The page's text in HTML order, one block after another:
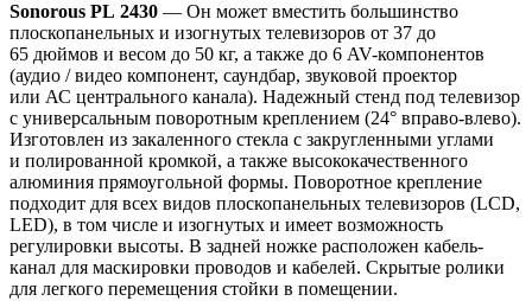
Sonorous PL 2430 — Он может вместить большинство
плоскопанельных и изогнутых телевизоров от 37 до
65 дюймов и весом до 50 кг, а также до 6 AV-компонентов
(аудио / видео компонент, саундбар, звуковой проектор
или АС центрального канала). Надежный стенд под телевизор
с универсальным поворотным креплением (24° вправо-влево).
Изготовлен из закаленного стекла с закругленными углами
и полированной кромкой, а также высококачественного
алюминия прямоугольной формы. Поворотное крепление
подходит для всех видов плоскопанельных телевизоров (LCD,
LED), в том числе и изогнутых и имеет возможность
регулировки высоты. В задней ножке расположен кабель-
канал для маскировки проводов и кабелей. Скрытые ролики
для легкого перемещения стойки в помещении.